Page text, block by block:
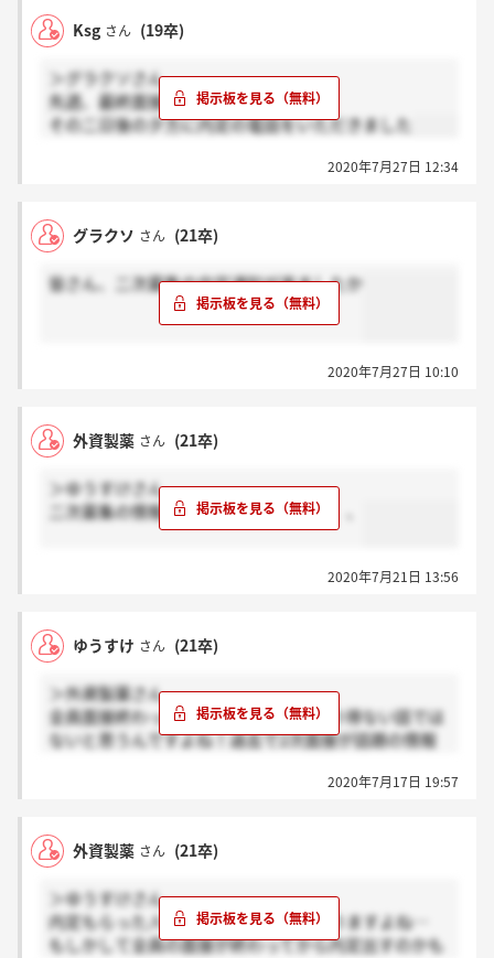
Ksg さん (19卒)
＞グラクソさん
先週、最終面接を受けた者です
その二日後の夕方に内定の電話をいただきました
2020年7月27日 12:34
グラクソ さん (21卒)
皆さん、二次募集の内定通知が来ましたか
2020年7月27日 10:10
外資製薬 さん (21卒)
＞ゆうすけさん
二次募集の情報、過去にないですよね、、
2020年7月21日 13:56
ゆうすけ さん (21卒)
＞外資製薬さん
全員面接終わってから内定出すのはあり得ない話では
ないと思うんですよね！過去で2次面接が話題の情報
私は割と面接手応えあって、これで落ちてたらかなり
ただの自意識過剰かもしれませんが(笑)
2020年7月17日 19:57
外資製薬 さん (21卒)
＞ゆうすけさん
内定もらった人感謝の数はいくつかありますよね…
もしかして全員の面接が終わってから内定出すのかも